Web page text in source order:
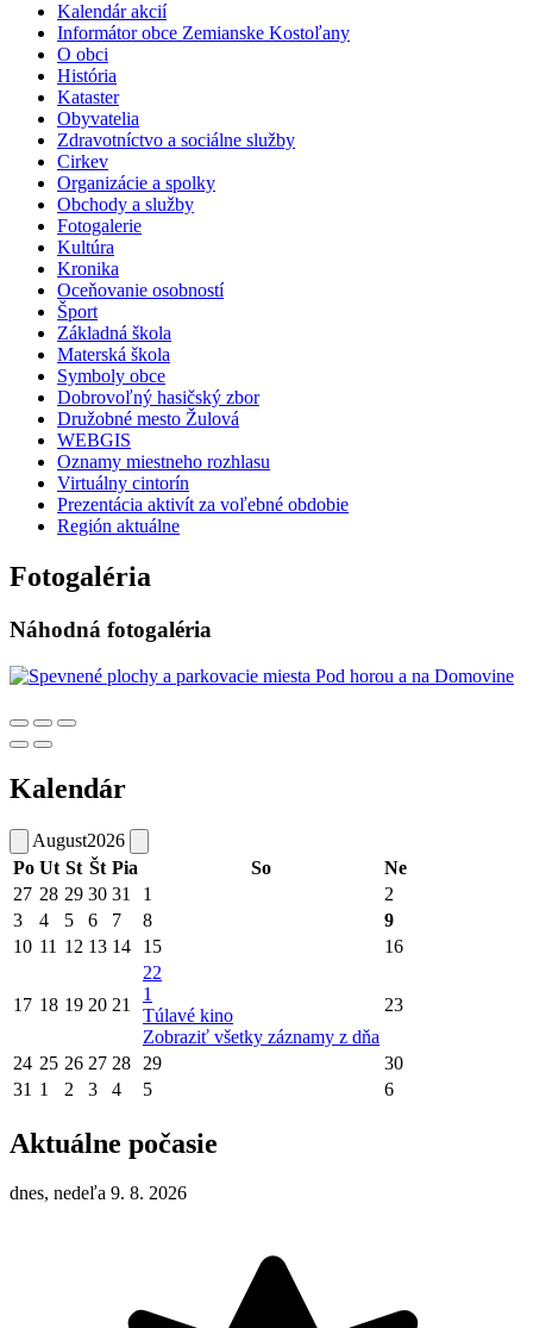
Kalendár akcií
Informátor obce Zemianske Kostoľany
O obci
História
Kataster
Obyvatelia
Zdravotníctvo a sociálne služby
Cirkev
Organizácie a spolky
Obchody a služby
Fotogalerie
Kultúra
Kronika
Oceňovanie osobností
Šport
Základná škola
Materská škola
Symboly obce
Dobrovoľný hasičský zbor
Družobné mesto Žulová
WEBGIS
Oznamy miestneho rozhlasu
Virtuálny cintorín
Prezentácia aktivít za voľebné obdobie
Región aktuálne
Fotogaléria
Náhodná fotogaléria
Kalendár
August2026
Po Ut St Št Pia So
Ne
27 28 29 30 31 1
2
3
4 5 6 7 8
9
10 11 12 13 14 15 16
17 18 19 20 21
22
1
Túlavé kino
Zobraziť všetky záznamy z dňa
23
24 25 26 27 28 29
30
31 1 2 3 4 5 6
Aktuálne počasie
dnes, nedeľa 9. 8. 2026